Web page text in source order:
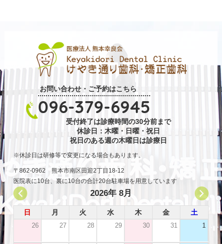
お問い合わせ・ご予約はこちら
096-379-6945
受付終了は診療時間の30分前まで
休診日：木曜・日曜・祝日
祝日のある週の木曜日は診療日
休診日は研修等で変更になる場合もあります。
〒862-0962 熊本市南区田迎2丁目18-12
医院表に10台、裏に10台の合計20台駐車場を用意しています
2026年 8月
日 月 火 水 木 金 土
26 27 28 29 30 31 1